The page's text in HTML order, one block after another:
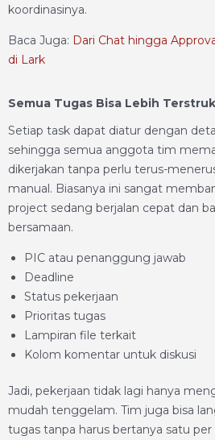
koordinasinya.
Baca Juga: Dari Chat hingga
di Lark
Semua Tugas Bisa Lebih
Setiap task dapat diatur dengan
sehingga semua anggota tim
dikerjakan tanpa perlu terus-
manual. Biasanya ini sangat
project sedang berjalan cepat dan
bersamaan.
PIC atau penanggung jawab
Deadline
Status pekerjaan
Prioritas tugas
Lampiran file terkait
Kolom komentar untuk diskusi
Jadi, pekerjaan tidak lagi hanya
mudah tenggelam. Tim juga bisa
tugas tanpa harus bertanya satu per